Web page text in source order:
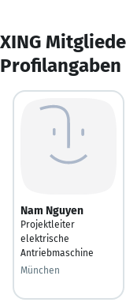
XING
Profilangaben
Nam Nguyen
Projektleiter
elektrische
Antriebmaschine
München